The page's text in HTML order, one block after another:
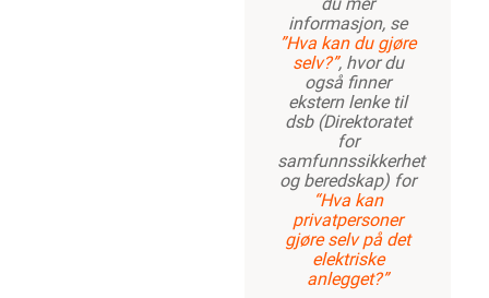
informasjon, se
”Hva kan du gjøre
selv?”, hvor du
også finner
ekstern lenke til
dsb (Direktoratet
for
samfunnssikkerhet
og beredskap) for
“Hva kan
privatpersoner
gjøre selv på det
elektriske
anlegget?”